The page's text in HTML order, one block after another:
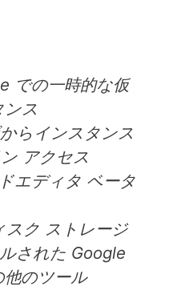
での一時的な仮
ス
らインスタンス
アクセス
エディタ ベータ
スク ストレージ
された Google
のツール